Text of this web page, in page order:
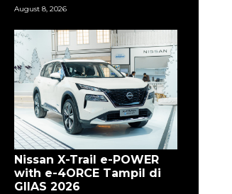
August 8, 2026
Nissan X-Trail e-POWER
with e-4ORCE Tampil di
GIIAS 2026